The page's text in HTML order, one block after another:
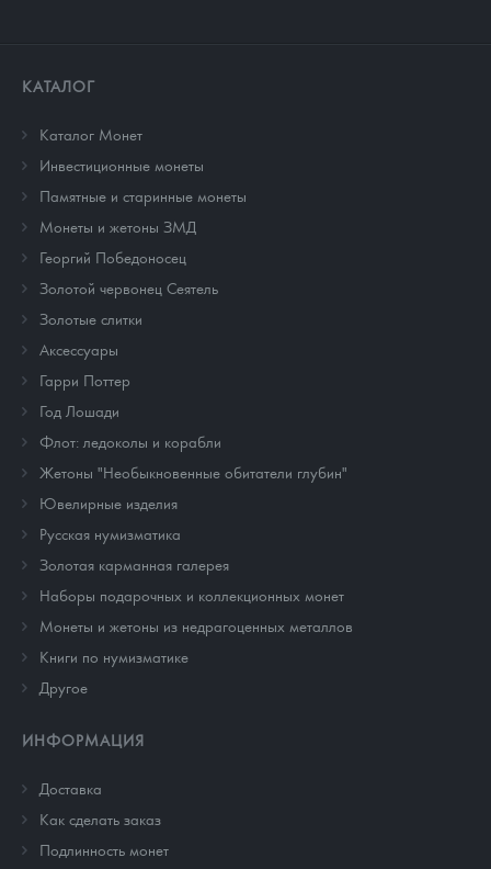
КАТАЛОГ
Каталог Монет
Инвестиционные монеты
Памятные и старинные монеты
Монеты и жетоны ЗМД
Георгий Победоносец
Золотой червонец Сеятель
Золотые слитки
Аксессуары
Гарри Поттер
Год Лошади
Флот: ледоколы и корабли
Жетоны "Необыкновенные обитатели глубин"
Ювелирные изделия
Русская нумизматика
Золотая карманная галерея
Наборы подарочных и коллекционных монет
Монеты и жетоны из недрагоценных металлов
Книги по нумизматике
Другое
ИНФОРМАЦИЯ
Доставка
Как сделать заказ
Подлинность монет